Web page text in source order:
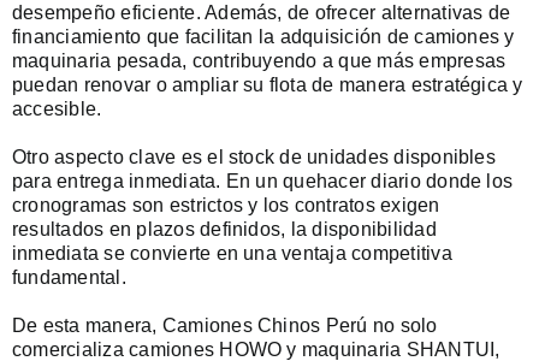
desempeño eficiente. Además, de ofrecer alternativas de
financiamiento que facilitan la adquisición de camiones y
maquinaria pesada, contribuyendo a que más empresas
puedan renovar o ampliar su flota de manera estratégica y
accesible.
Otro aspecto clave es el stock de unidades disponibles
para entrega inmediata. En un quehacer diario donde los
cronogramas son estrictos y los contratos exigen
resultados en plazos definidos, la disponibilidad
inmediata se convierte en una ventaja competitiva
fundamental.
De esta manera, Camiones Chinos Perú no solo
comercializa camiones HOWO y maquinaria SHANTUI,